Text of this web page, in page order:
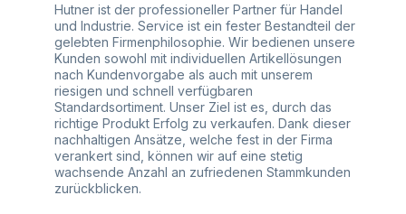
Hutner ist der professioneller Partner für Handel
und Industrie. Service ist ein fester Bestandteil der
gelebten Firmenphilosophie. Wir bedienen unsere
Kunden sowohl mit individuellen Artikellösungen
nach Kundenvorgabe als auch mit unserem
riesigen und schnell verfügbaren
Standardsortiment. Unser Ziel ist es, durch das
richtige Produkt Erfolg zu verkaufen. Dank dieser
nachhaltigen Ansätze, welche fest in der Firma
verankert sind, können wir auf eine stetig
wachsende Anzahl an zufriedenen Stammkunden
zurückblicken.